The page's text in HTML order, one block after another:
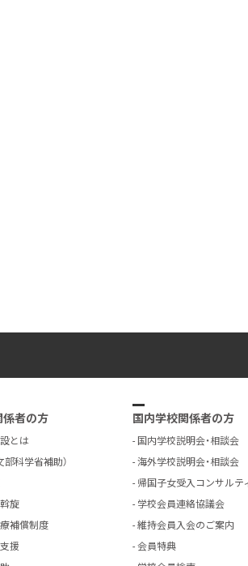
係者の方
とは
部科学省補助）
旋
補償制度
援
国内学校関係者の方
国内学校説明会・相談会
海外学校説明会・相談会
帰国子女受入コンサルテ
学校会員連絡協議会
維持会員入会のご案内
会員特典